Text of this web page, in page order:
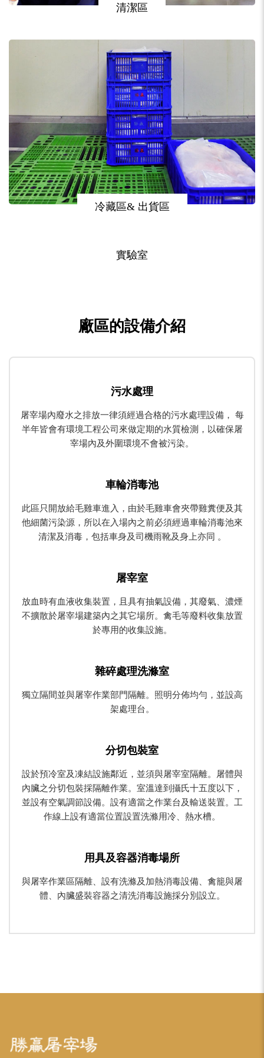
清潔區
冷藏區& 出貨區
實驗室
廠區的設備介紹
污水處理
屠宰場內廢水之排放一律須經過合格的污水處理設備， 每
半年皆會有環境工程公司來做定期的水質檢測，以確保屠
宰場內及外圍環境不會被污染。
車輪消毒池
此區只開放給毛雞車進入，由於毛雞車會夾帶雞糞便及其
他細菌污染源，所以在入場內之前必須經過車輪消毒池來
清潔及消毒，包括車身及司機雨靴及身上亦同 。
屠宰室
放血時有血液收集裝置，且具有抽氣設備，其廢氣、濃煙
不擴散於屠宰場建築內之其它場所。禽毛等廢料收集放置
於專用的收集設施。
雜碎處理洗滌室
獨立隔間並與屠宰作業部門隔離。照明分佈均勻，並設高
架處理台。
分切包裝室
設於預冷室及凍結設施鄰近，並須與屠宰室隔離。屠體與
內臟之分切包裝採隔離作業。室溫達到攝氏十五度以下，
並設有空氣調節設備。設有適當之作業台及輸送裝置。工
作線上設有適當位置設置洗滌用冷、熱水槽。
用具及容器消毒場所
與屠宰作業區隔離、設有洗滌及加熱消毒設備、禽籠與屠
體、內臟盛裝容器之清洗消毒設施採分別設立。